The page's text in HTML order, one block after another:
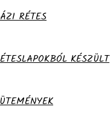
RÉTES
KÉSZÜLT